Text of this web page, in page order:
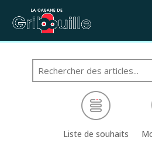
Liste de souhaits